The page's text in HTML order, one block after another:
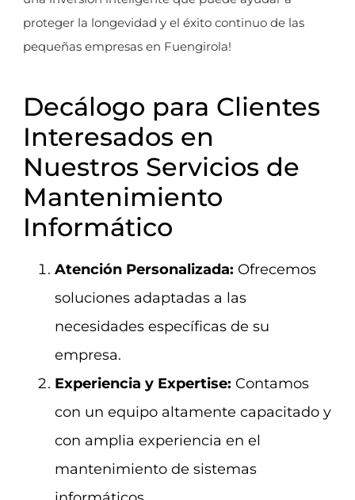
proteger la longevidad y el éxito continuo de las
pequeñas empresas en Fuengirola!
Decálogo para Clientes
Interesados en
Nuestros Servicios de
Mantenimiento
Informático
Atención Personalizada: Ofrecemos
soluciones adaptadas a las
necesidades específicas de su
empresa.
Experiencia y Expertise: Contamos
con un equipo altamente capacitado y
con amplia experiencia en el
mantenimiento de sistemas